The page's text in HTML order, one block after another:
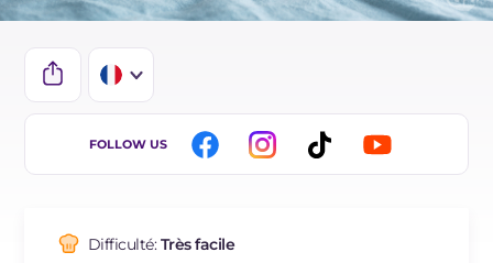
IT
ES
FOLLOW US
Difficulté:Très facile